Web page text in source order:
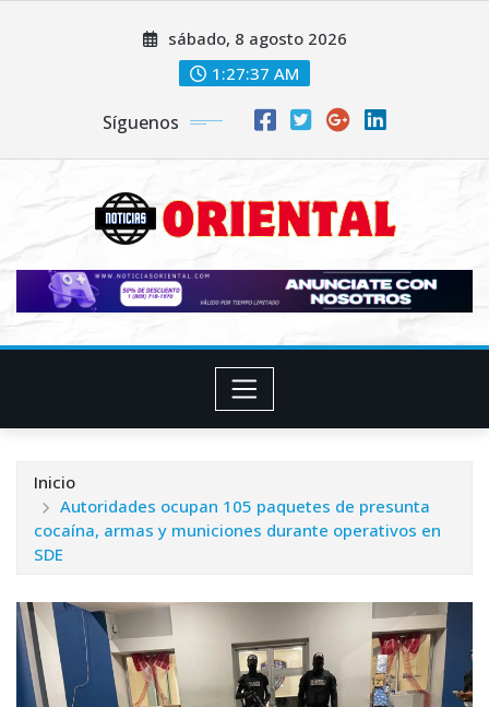
sábado, 8 agosto 2026
1:27:38 AM
Síguenos
Inicio
Autoridades ocupan 105 paquetes de presunta
cocaína, armas y municiones durante operativos en
SDE